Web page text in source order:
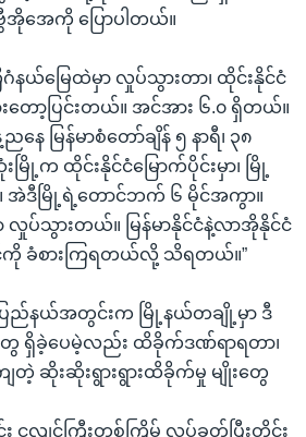
အေကို ပြောပါတယ်။
နယ်မြေထဲမှာ လှုပ်သွားတာ၊ ထိုင်းနိုင်ငံ
းတော့ပြင်းတယ်။ အင်အား ၆.၀ ရှိတယ်။
မြန်မာစံတော်ချိန် ၅ နာရီ၊ ၃၈
းမြို့က ထိုင်းနိုင်ငံမြောက်ပိုင်းမှာ၊ မြို့
အဲဒီမြို့ရဲ့တောင်ဘက် ၆ မိုင်အကွာ။
လှုပ်သွားတယ်။ မြန်မာနိုင်ငံနဲ့လာအိုနိုင်ငံ
ခံစားကြရတယ်လို့ သိရတယ်။”
ြည်နယ်အတွင်းက မြို့နယ်တချို့မှာ ဒီ
ေ ရှိခဲ့ပေမဲ့လည်း ထိခိုက်ဒဏ်ရာရတာ၊
တဲ့ ဆိုးဆိုးရွားရွားထိခိုက်မှု မျိုးတွေ
ငလျင်ကြီးတစ်ကြိမ် လှုပ်ခတ်ပြီးတိုင်း